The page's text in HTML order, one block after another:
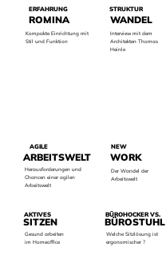
ROMINA
ERFAHRUNG
Kompakte Einrichtung mit
Stil und Funktion
ARBEITSWELT
AGILE
Herausforderungen und
Chancen einer agilen
Arbeitswelt
AKTIVES
SITZEN
Gesund arbeiten
im Homeoffice
STRUKTUR
WANDEL
Interview mit dem
Architekten Thomas
Heinle
WORK
NEW
Der Wandel der
Arbeitswelt
BÜROHOCKER VS.
BÜROSTUHL
Welche Sitzlösung ist
ergonomischer ?